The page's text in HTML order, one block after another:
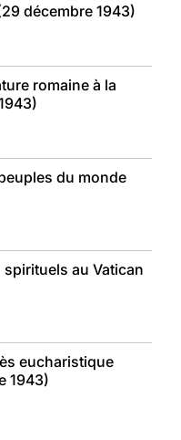
décembre 1943)
romaine à la
du monde
au Vatican
eucharistique
1943)